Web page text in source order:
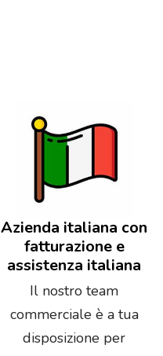
Azienda italiana con
fatturazione e
assistenza italiana
Il nostro team
commerciale è a tua
disposizione per